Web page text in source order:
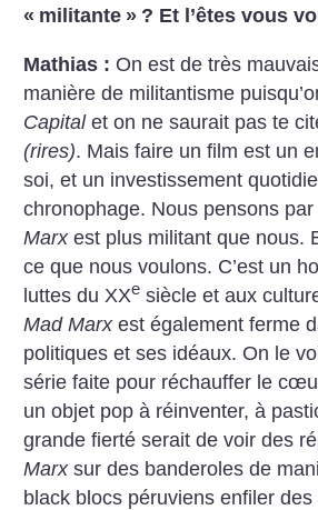
« militante » ? Et l’êtes vous
Mathias : On est de très
manière de militantisme
Capitalet on ne saurait pas te
(rires). Mais faire un film est un
soi, et un investissement
chronophage. Nous pensons
Marxest plus militant que nous.
ce que nous voulons. C’est un
luttes du XXe siècle et aux
Mad Marxest également ferme
politiques et ses idéaux. On le
série faite pour réchauffer le
un objet pop à réinventer, à
grande fierté serait de voir des
Marxsur des banderoles de
black blocs péruviens enfiler